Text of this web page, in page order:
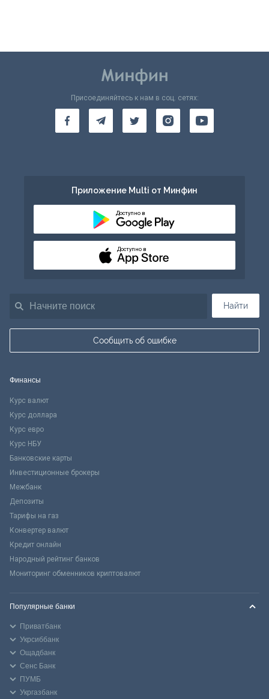
Найти
Сообщить об ошибке
Присоединяйтесь к нам в соц. сетях:
Приложение Multi от Минфин
Доступно в
Доступно в
Финансы
Курс валют
Курс доллара
Курс евро
Курс НБУ
Банковские карты
Инвестиционные брокеры
Межбанк
Депозиты
Тарифы на газ
Конвертер валют
Кредит онлайн
Народный рейтинг банков
Мониторинг обменников криптовалют
Популярные банки
Приватбанк
Укрсиббанк
Ощадбанк
Сенс Банк
ПУМБ
Укргазбанк